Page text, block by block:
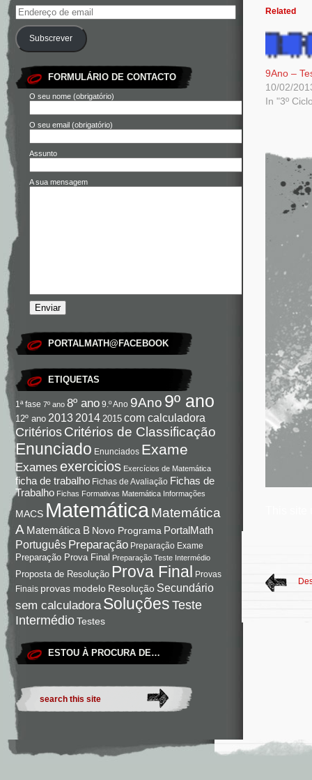
Subscrever
FORMULÁRIO DE CONTACTO
O seu nome (obrigatório)
O seu email (obrigatório)
Assunto
A sua mensagem
PORTALMATH@FACEBOOK
ETIQUETAS
1ª fase 7º ano 8º ano 9.º Ano 9Ano 9º ano
12º ano 2013 2014 2015 com calculadora
Critérios Critérios de Classificação
Enunciado Enunciados Exame
Exames exercicios Exercícios de Matemática
ficha de trabalho Fichas de Avaliação Fichas de
Trabalho Fichas Formativas Matemática Informações
MACS Matemática Matemática
A Matemática B Novo Programa PortalMath
Português Preparação Preparação Exame
Preparação Prova Final Preparação Teste Intermédio
Proposta de Resolução Prova Final Provas
Finais provas modelo Resolução Secundário
sem calculadora Soluções Teste
IntermédioTestes
ESTOU À PROCURA DE…
Related
9Ano –
10/02/
In "3º